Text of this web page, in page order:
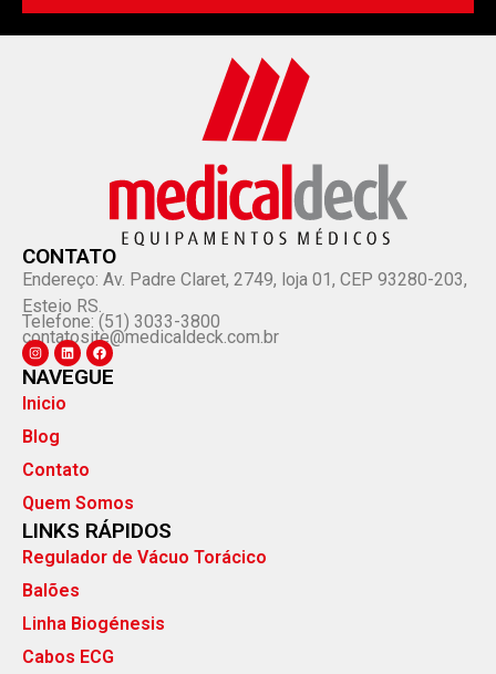
CONTATO
Endereço: Av. Padre Claret, 2749, loja 01, CEP 93280-203,
Esteio RS.
Telefone: (51) 3033-3800
contatosite@medicaldeck.com.br
NAVEGUE
Inicio
Blog
Contato
Quem Somos
LINKS RÁPIDOS
Regulador de Vácuo Torácico
Balões
Linha Biogénesis
Cabos ECG